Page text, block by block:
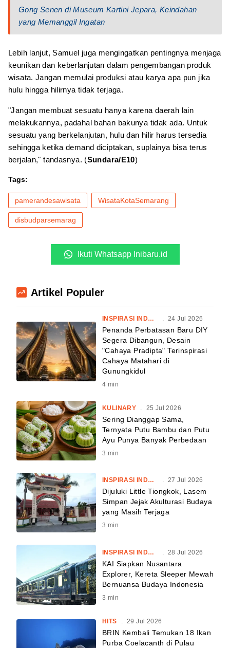
Gong Senen di Museum Kartini Jepara, Keindahan
yang Memanggil Ingatan
Lebih lanjut, Samuel juga mengingatkan pentingnya menjaga
keunikan dan keberlanjutan dalam pengembangan produk
wisata. Jangan memulai produksi atau karya apa pun jika
hulu hingga hilirnya tidak terjaga.
"Jangan membuat sesuatu hanya karena daerah lain
melakukannya, padahal bahan bakunya tidak ada. Untuk
sesuatu yang berkelanjutan, hulu dan hilir harus tersedia
sehingga ketika demand diciptakan, suplainya bisa terus
berjalan," tandasnya. (Sundara/E10)
Tags:
pamerandesawisata WisataKotaSemarang
disbudparsemarag
Ikuti Whatsapp Inibaru.id
Artikel Populer
INSPIRASI INDONESIA . 24 Jul 2026
Penanda Perbatasan Baru DIY
Segera Dibangun, Desain
"Cahaya Pradipta" Terinspirasi
Cahaya Matahari di
Gunungkidul
4 min
KULINARY . 25 Jul 2026
Sering Dianggap Sama,
Ternyata Putu Bambu dan Putu
Ayu Punya Banyak Perbedaan
3 min
INSPIRASI INDONESIA . 27 Jul 2026
Dijuluki Little Tiongkok, Lasem
Simpan Jejak Akulturasi Budaya
yang Masih Terjaga
3 min
INSPIRASI INDONESIA 28 Jul 2026
KAI Siapkan Nusantara
Explorer, Kereta Sleeper Mewah
Bernuansa Budaya Indonesia
3 min
HITS 29 Jul 2026
BRIN Kembali Temukan 18 Ikan
Purba Coelacanth di Pulau